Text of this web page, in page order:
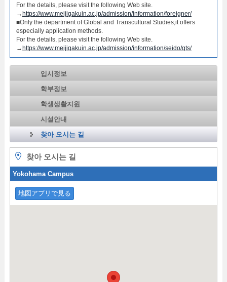
For the details, please visit the following Web site.
→https://www.meijigakuin.ac.jp/admission/information/foreigner/
■Only the department of Global and Transcultural Studies,it offers
especially application methods.
For the details, please visit the following Web site.
→https://www.meijigakuin.ac.jp/admission/information/seido/gts/
입시정보
학부정보
학생생활지원
시설안내
찾아 오시는 길
찾아 오시는 길
Yokohama Campus
地図アプリで見る